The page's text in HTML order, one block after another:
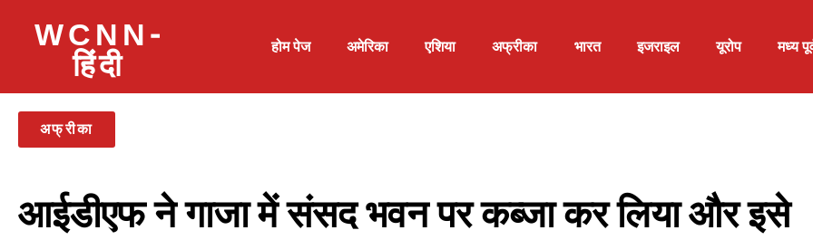
WCNN-
हिंदी
होम पेज अमेरिका एशिया अफ्रीका भारत इजराइल यूरोप मध्य
अफ्रीका
आईडीएफ ने गाजा में संसद भवन पर कब्जा कर लिया और इसे